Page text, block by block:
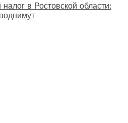
в Ростовской области: